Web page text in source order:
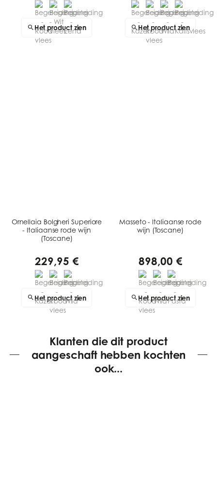
Het product zien Het product zien
Ornellaia Bolgheri Superiore
- Italiaanse rode wijn
(Toscane)
229,95 €
Het product zien
Masseto - Italiaanse rode
wijn (Toscane)
898,00 €
Het product zien
Klanten die dit product
aangeschaft hebben kochten
ook...